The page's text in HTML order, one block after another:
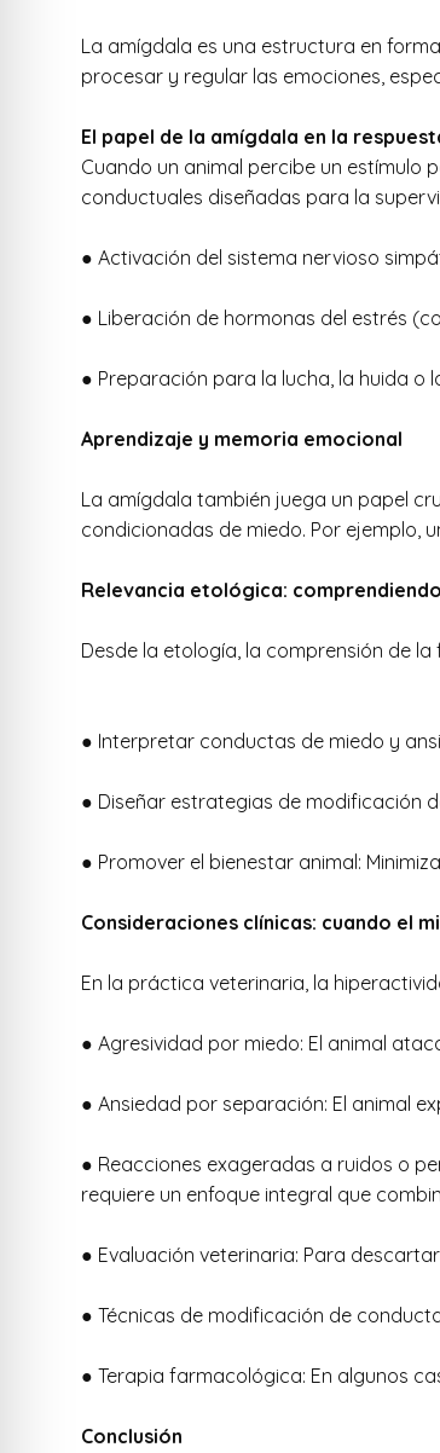
La amígdala es una estructura en
procesar y regular las emociones,
El papel de la amígdala en la
Cuando un animal percibe un estímulo
conductuales diseñadas para la
● Activación del sistema nervioso
● Liberación de hormonas del estrés
● Preparación para la lucha, la huida o
Aprendizaje y memoria emocional
La amígdala también juega un papel
condicionadas de miedo. Por ejemplo,
Relevancia etológica:
Desde la etología, la comprensión de
● Interpretar conductas de miedo y
● Diseñar estrategias de modificación
● Promover el bienestar animal:
Consideraciones clínicas: cuando el
En la práctica veterinaria, la
● Agresividad por miedo: El animal
● Ansiedad por separación: El animal
● Reacciones exageradas a ruidos o
requiere un enfoque integral que
● Evaluación veterinaria: Para
● Técnicas de modificación de
● Terapia farmacológica: En algunos
Conclusión